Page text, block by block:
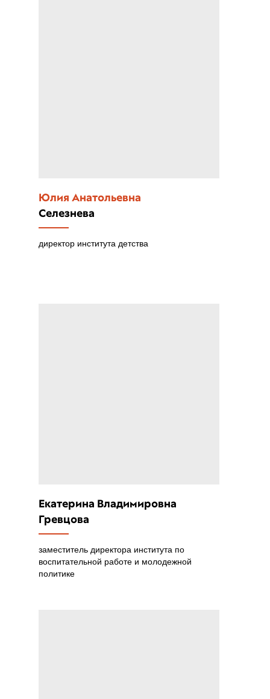
Юлия Анатольевна
Селезнева
директор института детства
Екатерина Владимировна
Гревцова
заместитель директора института по
воспитательной работе и молодежной
политике